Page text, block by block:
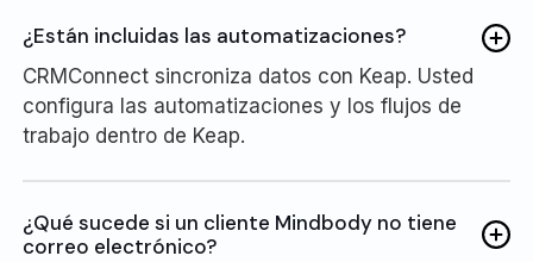
¿Están incluidas las automatizaciones?
CRMConnect sincroniza datos con Keap. Usted
configura las automatizaciones y los flujos de
trabajo dentro de Keap.
¿Qué sucede si un cliente Mindbody no tiene
correo electrónico?